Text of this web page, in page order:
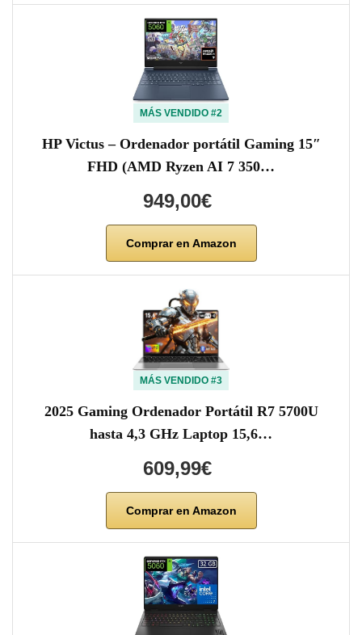
MÁS VENDIDO #2
HP Victus – Ordenador portátil Gaming 15″
FHD (AMD Ryzen AI 7 350…
949,00€
Comprar en Amazon
MÁS VENDIDO #3
2025 Gaming Ordenador Portátil R7 5700U
hasta 4,3 GHz Laptop 15,6…
609,99€
Comprar en Amazon